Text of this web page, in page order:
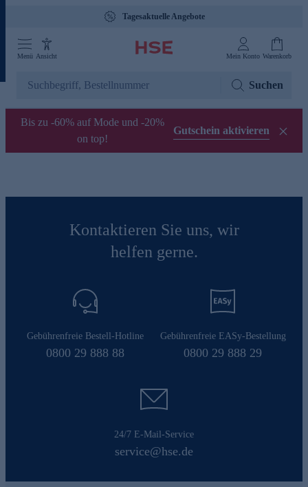
Tagesaktuelle Angebote
Menü Ansicht Mein Konto Warenkorb
Suchen
Bis zu -60% auf Mode und -20%
on top!
Gutschein aktivieren
Kontaktieren Sie uns, wir
helfen gerne.
Gebührenfreie Bestell-Hotline
0800 29 888 88
Gebührenfreie EASy-Bestellung
0800 29 888 29
24/7 E-Mail-Service
service@hse.de